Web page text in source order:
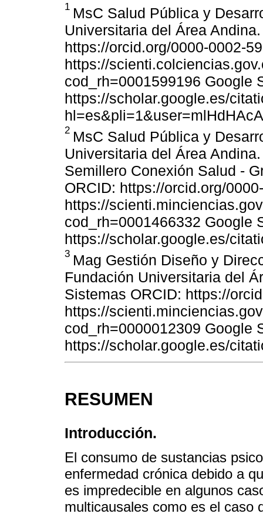
1 MsC Salud Pública y
Universitaria del Área
https://orcid.org/0000-0002-
https://
cod_rh=0001599196 Google
https://scholar.google.es/
2 MsC Salud Pública y
Universitaria del Área
Semillero Conexión Salud -
ORCID: https://orcid.org/
https://
cod_rh=0001466332 Google
https://scholar.google.es/
3 Mag Gestión Diseño y
Fundación Universitaria del
Sistemas ORCID: https://
https://
cod_rh=0000012309 Google
https://scholar.google.es/
RESUMEN
Introducción.
El consumo de sustancias
enfermedad crónica debido a
es impredecible en algunos
multicausales como es el caso